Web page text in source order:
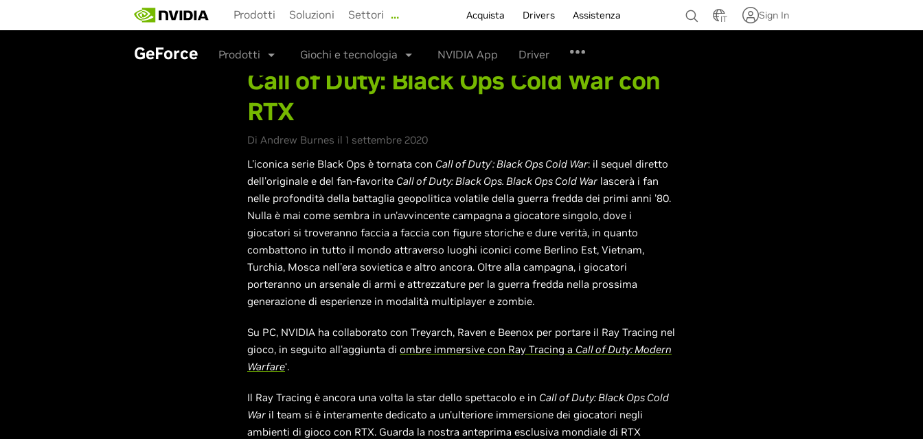
main
Prodotti Soluzioni Settori … Acquista Drivers Assistenza IT Sign In
GeForce Prodotti Giochi e tecnologia NVIDIA App Driver
Call of Duty: Black Ops Cold War con
RTX
Di Andrew Burnes il 1 settembre 2020
L'iconica serie Black Ops è tornata con Call of Duty®: Black Ops Cold War: il sequel diretto
dell'originale e del fan-favorite Call of Duty: Black Ops. Black Ops Cold War lascerà i fan
nelle profondità della battaglia geopolitica volatile della guerra fredda dei primi anni '80.
Nulla è mai come sembra in un'avvincente campagna a giocatore singolo, dove i
giocatori si troveranno faccia a faccia con figure storiche e dure verità, in quanto
combattono in tutto il mondo attraverso luoghi iconici come Berlino Est, Vietnam,
Turchia, Mosca nell'era sovietica e altro ancora. Oltre alla campagna, i giocatori
porteranno un arsenale di armi e attrezzature per la guerra fredda nella prossima
generazione di esperienze in modalità multiplayer e zombie.
Su PC, NVIDIA ha collaborato con Treyarch, Raven e Beenox per portare il Ray Tracing nel
gioco, in seguito all'aggiunta di ombre immersive con Ray Tracing a Call of Duty: Modern
Warfare®.
Il Ray Tracing è ancora una volta la star dello spettacolo e in Call of Duty: Black Ops Cold
War il team si è interamente dedicato a un'ulteriore immersione dei giocatori negli
ambienti di gioco con RTX. Guarda la nostra anteprima esclusiva mondiale di RTX